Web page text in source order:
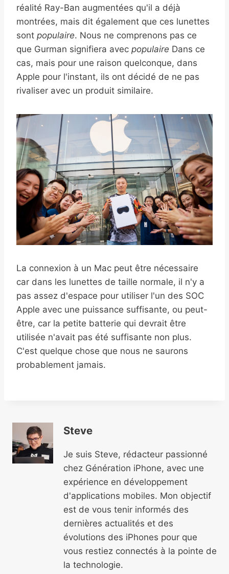
réalité Ray-Ban augmentées qu'il a déjà
montrées, mais dit également que ces lunettes
sont populaire. Nous ne comprenons pas ce
que Gurman signifiera avec populaire Dans ce
cas, mais pour une raison quelconque, dans
Apple pour l'instant, ils ont décidé de ne pas
rivaliser avec un produit similaire.
La connexion à un Mac peut être nécessaire
car dans les lunettes de taille normale, il n'y a
pas assez d'espace pour utiliser l'un des SOC
Apple avec une puissance suffisante, ou peut-
être, car la petite batterie qui devrait être
utilisée n'avait pas été suffisante non plus.
C'est quelque chose que nous ne saurons
probablement jamais.
Steve
Je suis Steve, rédacteur passionné
chez Génération iPhone, avec une
expérience en développement
d'applications mobiles. Mon objectif
est de vous tenir informés des
dernières actualités et des
évolutions des iPhones pour que
vous restiez connectés à la pointe de
la technologie.